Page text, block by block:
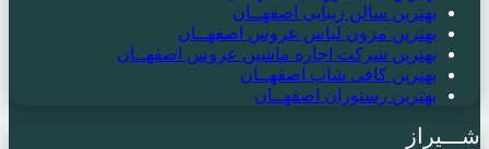
بهترین سالن زیبایی اصفهــان
بهترین مزون لباس عروس اصفهــان
بهترین شرکت اجاره ماشین عروس اصفهــان
بهترین کافی شاپ اصفهــان
بهترین رستوران اصفهــان
شـــیراز